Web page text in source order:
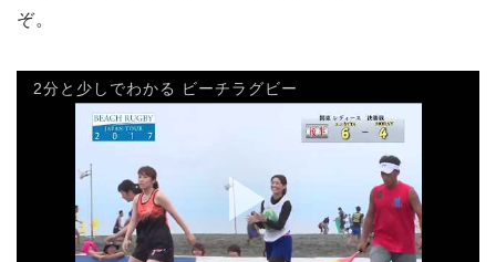
ぞ。
2分と少しでわかる ビーチラグビー